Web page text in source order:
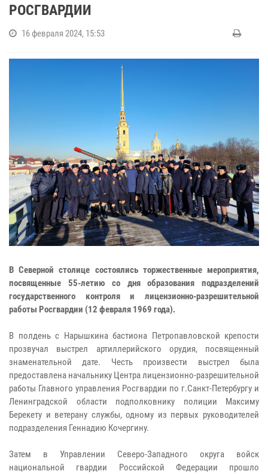
РОСГВАРДИИ
16 февраля 2024, 15:53
В Северной столице состоялись торжественные мероприятия,
посвященные 55-летию со дня образования подразделений
государственного контроля и лицензионно-разрешительной
работы Росгвардии (12 февраля 1969 года).
В полдень с Нарышкина бастиона Петропавловской крепости
прозвучал выстрел артиллерийского орудия, посвященный
знаменательной дате. Честь произвести выстрел была
предоставлена начальнику Центра лицензионно-разрешительной
работы Главного управления Росгвардии по г.Санкт-Петербургу и
Ленинградской области подполковнику полиции Максиму
Берекету и ветерану службы, одному из первых руководителей
подразделения Геннадию Кочергину.
Затем в Управлении Северо-Западного округа войск
национальной гвардии Российской Федерации прошло